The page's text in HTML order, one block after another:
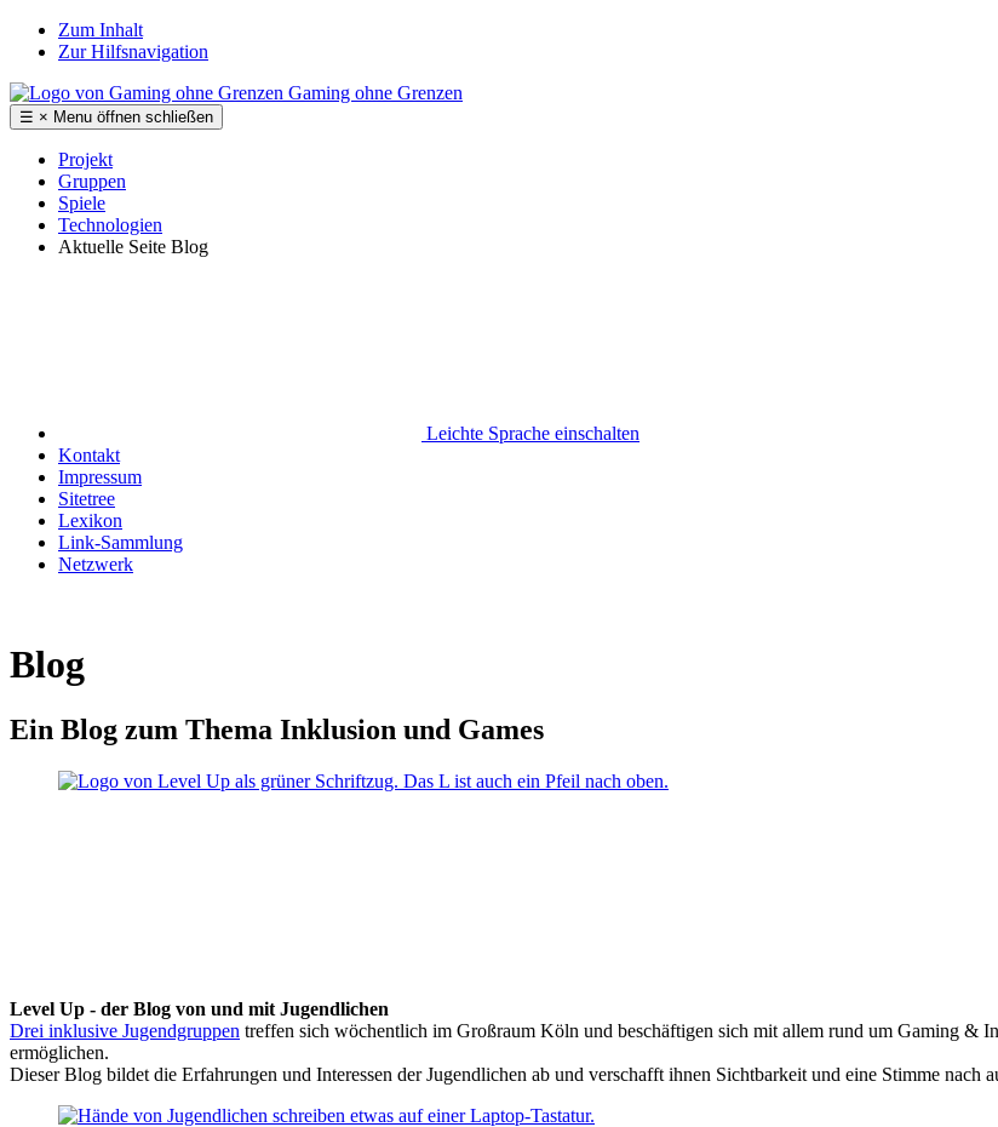
Zum Inhalt
Zur Hilfsnavigation
Gaming ohne Grenzen
☰ × Menu öffnen schließen
Projekt
Gruppen
Spiele
Technologien
Aktuelle Seite Blog
Leichte Sprache einschalten
Kontakt
Impressum
Sitetree
Lexikon
Link-Sammlung
Netzwerk
Blog
Ein Blog zum Thema Inklusion und Games
Level Up - der Blog von und mit Jugendlichen
Drei inklusive Jugendgruppen treffen sich wöchentlich im Großraum Köln und beschäftigen sich mit allem rund um Gaming &
ermöglichen.
Dieser Blog bildet die Erfahrungen und Interessen der Jugendlichen ab und verschafft ihnen Sichtbarkeit und eine Stimme nach